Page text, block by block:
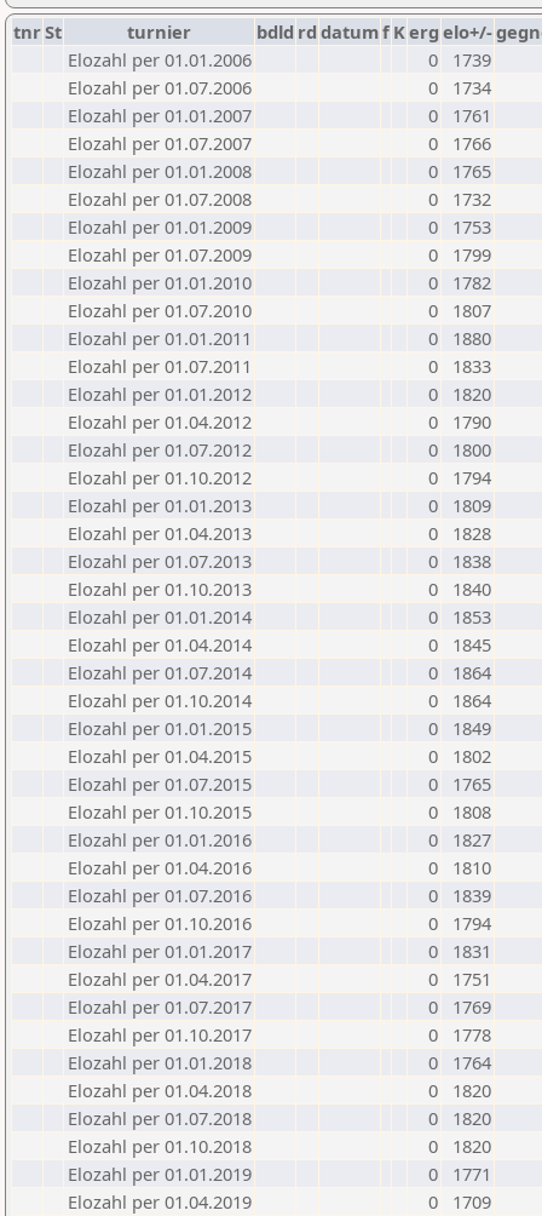
tnrSt turnier bdld rd datumf Kerg elo+/-
Elozahl per 01.01.2006
0
1739
Elozahl per 01.07.2006
0
1734
Elozahl per 01.01.2007
0
1761
Elozahl per 01.07.2007
0
1766
Elozahl per 01.01.2008
0
1765
Elozahl per 01.07.2008
0
1732
Elozahl per 01.01.2009
0
1753
Elozahl per 01.07.2009
0
1799
Elozahl per 01.01.2010
0
1782
Elozahl per 01.07.2010
0
1807
Elozahl per 01.01.2011
0
1880
Elozahl per 01.07.2011
0
1833
Elozahl per 01.01.2012
0
1820
Elozahl per 01.04.2012
0
1790
Elozahl per 01.07.2012
0
1800
Elozahl per 01.10.2012
0
1794
Elozahl per 01.01.2013
0
1809
Elozahl per 01.04.2013
0
1828
Elozahl per 01.07.2013
0
1838
Elozahl per 01.10.2013
0
1840
Elozahl per 01.01.2014
0
1853
Elozahl per 01.04.2014
0
1845
Elozahl per 01.07.2014
0
1864
Elozahl per 01.10.2014
0
1864
Elozahl per 01.01.2015
0
1849
Elozahl per 01.04.2015
0
1802
Elozahl per 01.07.2015
0
1765
Elozahl per 01.10.2015
0
1808
Elozahl per 01.01.2016
0
1827
Elozahl per 01.04.2016
0
1810
Elozahl per 01.07.2016
0
1839
Elozahl per 01.10.2016
0
1794
Elozahl per 01.01.2017
0
1831
Elozahl per 01.04.2017
0
1751
Elozahl per 01.07.2017
0
1769
Elozahl per 01.10.2017
0
1778
Elozahl per 01.01.2018
0
1764
Elozahl per 01.04.2018
0
1820
Elozahl per 01.07.2018
0
1820
Elozahl per 01.10.2018
0
1820
Elozahl per 01.01.2019
0
1771
Elozahl per 01.04.2019
0
1709